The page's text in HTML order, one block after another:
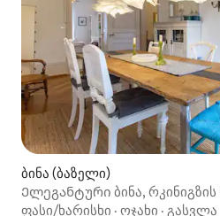
ბინა (ბაზელი)
Ელეგანტური ბინა,
ფასი/ხარისხი · ოჯახი · გასვლა